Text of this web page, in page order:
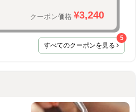
クーポン価格 ¥3,240
すべてのクーポンを見る
5